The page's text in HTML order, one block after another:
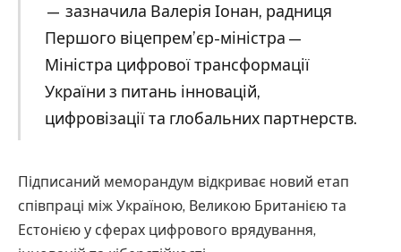
— зазначила Валерія Іонан, радниця
Першого віцепрем’єр-міністра —
Міністра цифрової трансформації
України з питань інновацій,
цифровізації та глобальних партнерств.
Підписаний меморандум відкриває новий етап
співпраці між Україною, Великою Британією та
Естонією у сферах цифрового врядування,